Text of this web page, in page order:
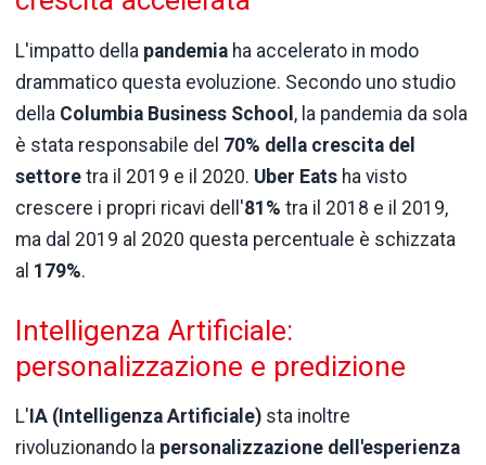
L'impatto della pandemia ha accelerato in modo
drammatico questa evoluzione. Secondo uno studio
della Columbia Business School , la pandemia da sola
è stata responsabile del 70% della crescita del
settore tra il 2019 e il 2020. Uber Eats ha visto
crescere i propri ricavi dell'81% tra il 2018 e il 2019,
ma dal 2019 al 2020 questa percentuale è schizzata
al 179%.
Intelligenza Artificiale:
personalizzazione e predizione
L' IA (Intelligenza Artificiale) sta inoltre
rivoluzionando la personalizzazione dell'esperienza